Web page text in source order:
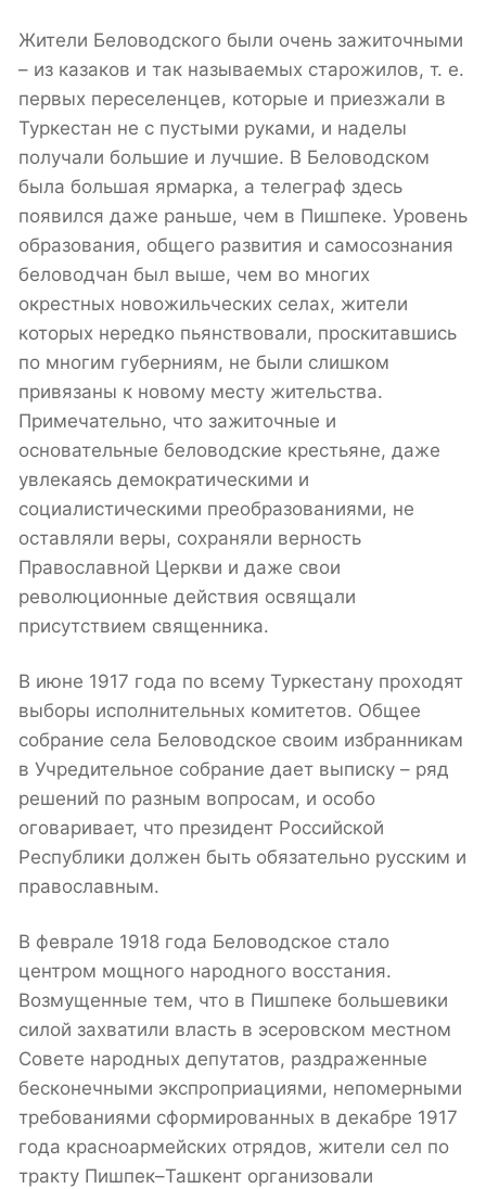
Жители Беловодского были очень зажиточными
– из казаков и так называемых старожилов, т. е.
первых переселенцев, которые и приезжали в
Туркестан не с пустыми руками, и наделы
получали большие и лучшие. В Беловодском
была большая ярмарка, а телеграф здесь
появился даже раньше, чем в Пишпеке. Уровень
образования, общего развития и самосознания
беловодчан был выше, чем во многих
окрестных новожильческих селах, жители
которых нередко пьянствовали, проскитавшись
по многим губерниям, не были слишком
привязаны к новому месту жительства.
Примечательно, что зажиточные и
основательные беловодские крестьяне, даже
увлекаясь демократическими и
социалистическими преобразованиями, не
оставляли веры, сохраняли верность
Православной Церкви и даже свои
революционные действия освящали
присутствием священника.
В июне 1917 года по всему Туркестану проходят
выборы исполнительных комитетов. Общее
собрание села Беловодское своим избранникам
в Учредительное собрание дает выписку – ряд
решений по разным вопросам, и особо
оговаривает, что президент Российской
Республики должен быть обязательно русским и
православным.
В феврале 1918 года Беловодское стало
центром мощного народного восстания.
Возмущенные тем, что в Пишпеке большевики
силой захватили власть в эсеровском местном
Совете народных депутатов, раздраженные
бесконечными экспроприациями, непомерными
требованиями сформированных в декабре 1917
года красноармейских отрядов, жители сел по
тракту Пишпек–Ташкент организовали